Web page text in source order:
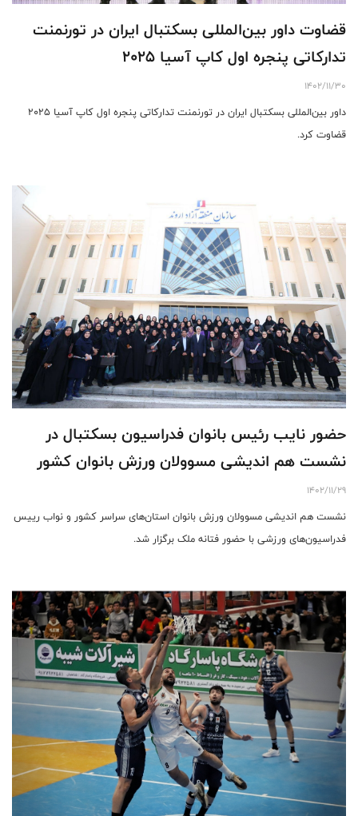
قضاوت داور بین‌المللی بسکتبال ایران در تورنمنت
تدارکاتی پنجره اول کاپ آسیا 2025
1402/11/30
داور بین‌المللی بسکتبال ایران در تورنمنت تدارکاتی پنجره اول کاپ آسیا 2025
قضاوت کرد.
حضور نایب رئیس بانوان فدراسیون بسکتبال در
نشست هم اندیشی مسوولان ورزش بانوان کشور
1402/11/29
نشست هم اندیشی مسوولان ورزش بانوان استان‌های سراسر کشور و نواب رییس
فدراسیون‌های ورزشی با حضور فتانه ملک برگزار شد.